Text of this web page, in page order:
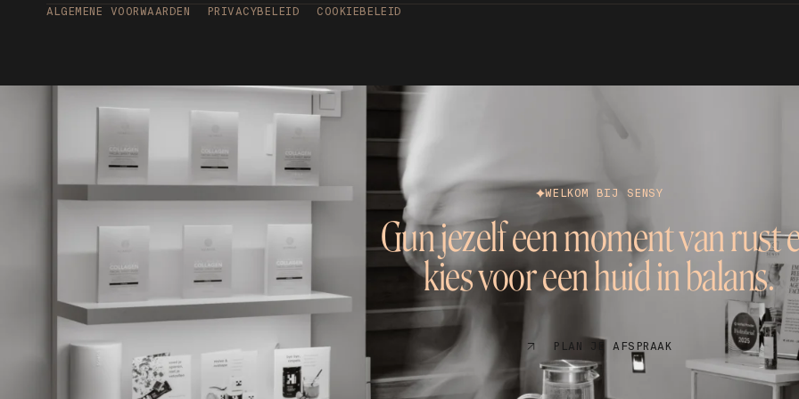
ALGEMENE VOORWAARDEN PRIVACYBELEID COOKIEBELEID
WELKOM BIJ SENSY
Gun jezelf een moment van rust
kies voor een huid in balans.
PLAN JE AFSPRAAK